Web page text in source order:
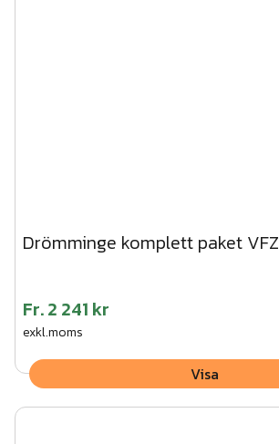
Drömminge komplett paket VFZ
Fr.2 241 kr
exkl.moms
Visa